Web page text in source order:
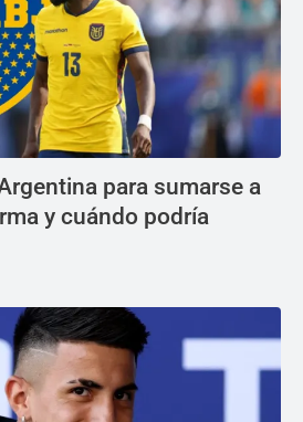
para sumarse a
y cuándo podría